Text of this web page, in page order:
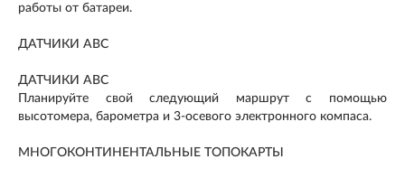
работы от батареи.
ДАТЧИКИ ABC
ДАТЧИКИ ABC
Планируйте свой следующий маршрут с помощью
высотомера, барометра и 3-осевого электронного компаса.
МНОГОКОНТИНЕНТАЛЬНЫЕ ТОПОКАРТЫ